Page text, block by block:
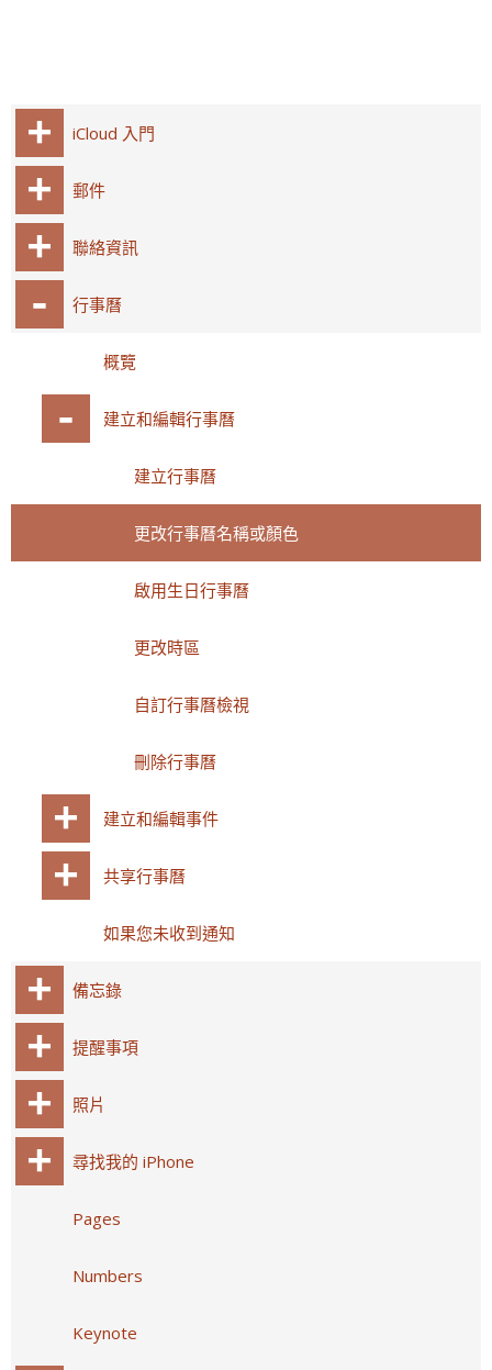
iCloud 入門
郵件
聯絡資訊
行事曆
概覽
建立和編輯行事曆
建立行事曆
更改行事曆名稱或顏色
啟用生日行事曆
更改時區
自訂行事曆檢視
刪除行事曆
建立和編輯事件
共享行事曆
如果您未收到通知
備忘錄
提醒事項
照片
尋找我的 iPhone
Pages
Numbers
Keynote